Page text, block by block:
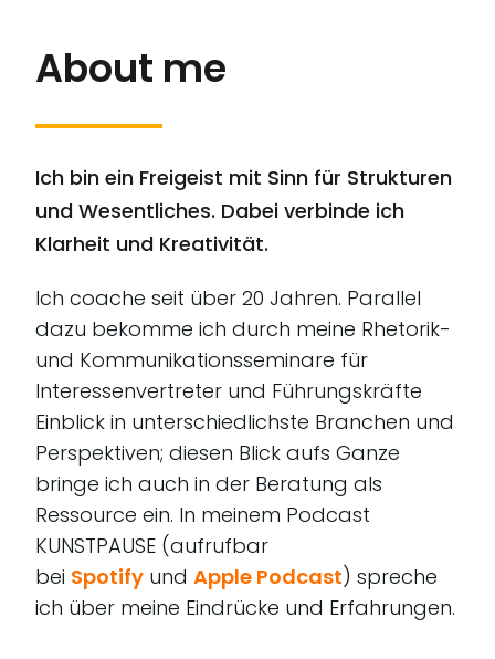
About me
Ich bin ein Freigeist mit Sinn für Strukturen
und Wesentliches. Dabei verbinde ich
Klarheit und Kreativität.
Ich coache seit über 20 Jahren. Parallel
dazu bekomme ich durch meine Rhetorik-
und Kommunikationsseminare für
Interessenvertreter und Führungskräfte
Einblick in unterschiedlichste Branchen und
Perspektiven; diesen Blick aufs Ganze
bringe ich auch in der Beratung als
Ressource ein. In meinem Podcast
KUNSTPAUSE (aufrufbar
bei Spotifyund Apple Podcast) spreche
ich über meine Eindrücke und Erfahrungen.